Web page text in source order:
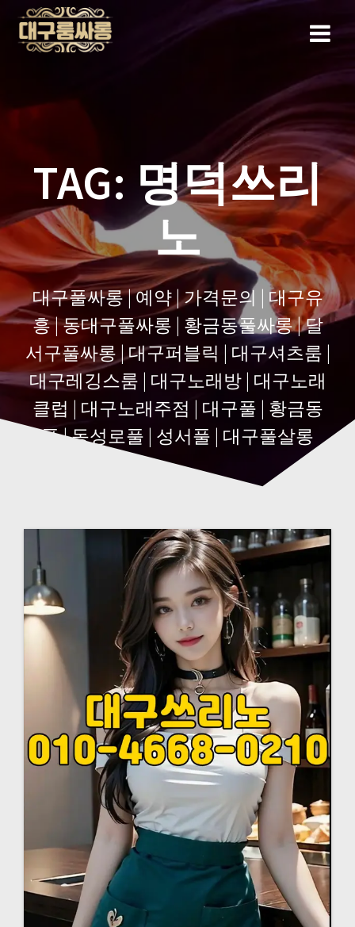
TAG: 명덕쓰리
노
대구풀싸롱 | 예약 | 가격문의 | 대구유
흥 | 동대구풀싸롱 | 황금동풀싸롱 | 달
서구풀싸롱 | 대구퍼블릭 | 대구셔츠룸 |
대구레깅스룸 | 대구노래방 | 대구노래
클럽 | 대구노래주점 | 대구풀 | 황금동
풀 | 동성로풀 | 성서풀 | 대구풀살롱